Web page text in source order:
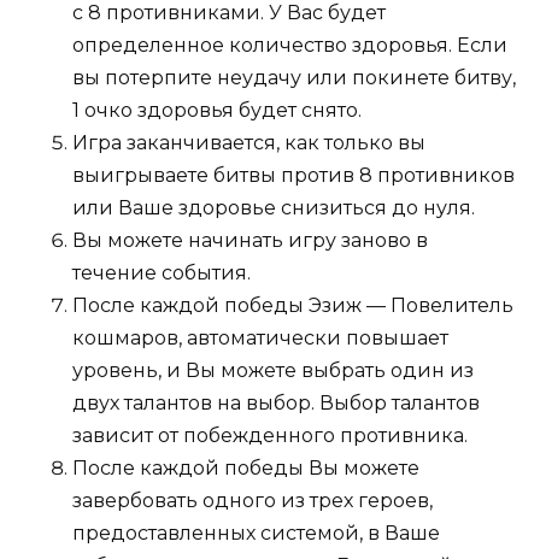
с 8 противниками. У Вас будет
определенное количество здоровья. Если
вы потерпите неудачу или покинете битву,
1 очко здоровья будет снято.
Игра заканчивается, как только вы
выигрываете битвы против 8 противников
или Ваше здоровье снизиться до нуля.
Вы можете начинать игру заново в
течение события.
После каждой победы Эзиж — Повелитель
кошмаров, автоматически повышает
уровень, и Вы можете выбрать один из
двух талантов на выбор. Выбор талантов
зависит от побежденного противника.
После каждой победы Вы можете
завербовать одного из трех героев,
предоставленных системой, в Ваше